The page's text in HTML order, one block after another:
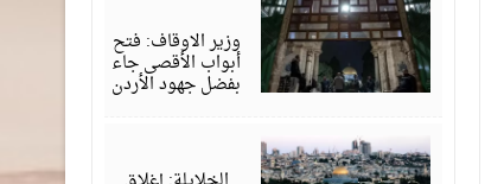
وزير الاوقاف: فتح
أبواب الأقصى جاء
بفضل جهود الأردن
2026